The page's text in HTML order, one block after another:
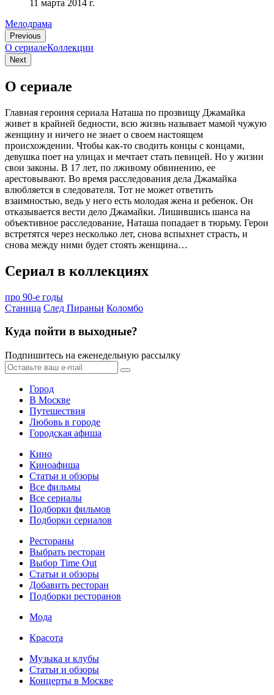
11 марта 2014 г.
Мелодрама
Previous
О сериалеКоллекции
Next
О сериале
Главная героиня сериала Наташа по прозвищу Джамайка
живет в крайней бедности, всю жизнь называет мамой чужую
женщину и ничего не знает о своем настоящем
происхождении. Чтобы как-то сводить концы с концами,
девушка поет на улицах и мечтает стать певицей. Но у жизни
свои законы. В 17 лет, по лживому обвинению, ее
арестовывают. Во время расследования дела Джамайка
влюбляется в следователя. Тот не может ответить
взаимностью, ведь у него есть молодая жена и ребенок. Он
отказывается вести дело Джамайки. Лишившись шанса на
объективное расследование, Наташа попадает в тюрьму. Герои
встретятся через несколько лет, снова вспыхнет страсть, и
снова между ними будет стоять женщина…
Сериал в коллекциях
про 90-е годы
Станица След Пираньи Коломбо
Куда пойти в выходные?
Подпишитесь на еженедельную рассылку
Город
В Москве
Путешествия
Любовь в городе
Городская афиша
Кино
Киноафиша
Статьи и обзоры
Все фильмы
Все сериалы
Подборки фильмов
Подборки сериалов
Рестораны
Выбрать ресторан
Выбор Time Out
Статьи и обзоры
Добавить ресторан
Подборки ресторанов
Мода
Красота
Музыка и клубы
Статьи и обзоры
Концерты в Москве